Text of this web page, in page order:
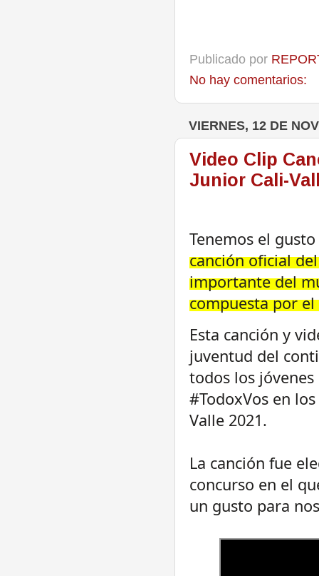
Publicado por
No hay comentarios:
VIERNES, 12 DE
Video Clip
Junior Cali-
Tenemos el
canción oficial
importante del
compuesta por
Esta canción y
juventud del
todos los
#TodoxVos en
Valle 2021.
La canción fue
concurso en el
un gusto para